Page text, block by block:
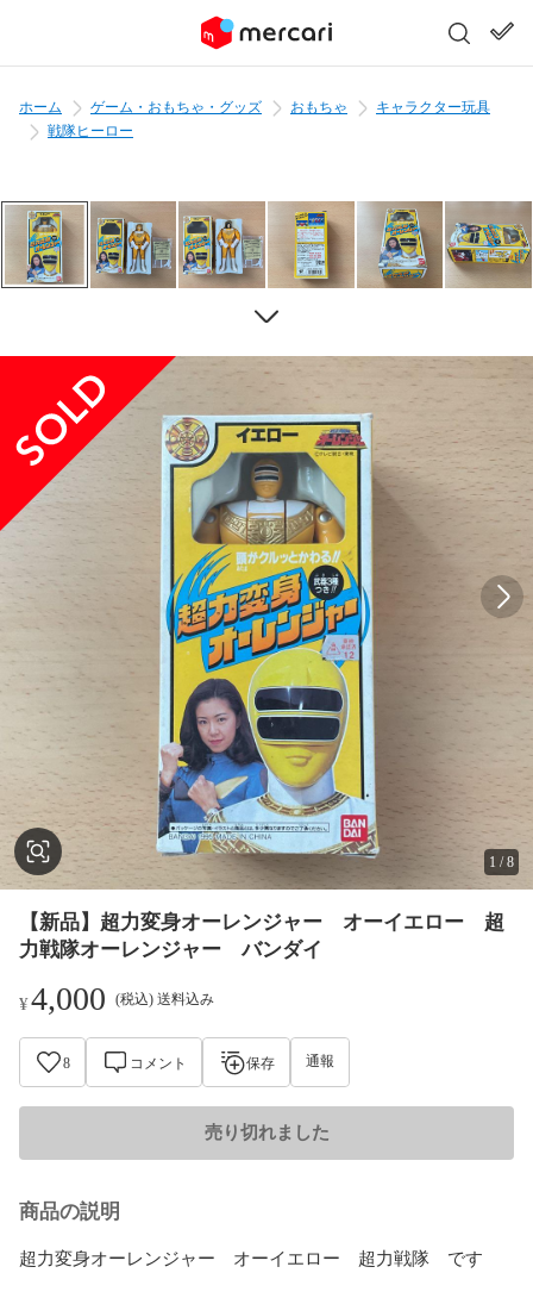
ホーム ゲーム・おもちゃ・グッズ おもちゃ
キャラクター玩具
戦隊ヒーロー
1 /8
【新品】超力変身オーレンジャー オーイエロー 超
力戦隊オーレンジャー バンダイ
¥4,000 (税込) 送料込み
8 コメント 保存 通報
売り切れました
商品の説明
超力変身オーレンジャー　オーイエロー　超力戦隊　です